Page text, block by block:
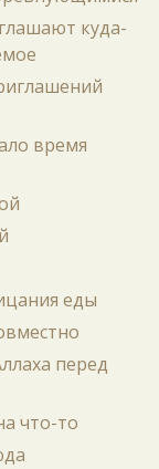
куда-
время
еды
перед
что-то